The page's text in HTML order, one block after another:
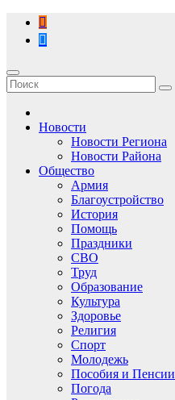
Перейти
содержимому
Новости
Новости Региона
Новости Района
Общество
Армия
Благоустройство
История
Помощь
Праздники
СВО
Труд
Образование
Культура
Здоровье
Религия
Спорт
Молодежь
Пособия и Пенсии
Погода